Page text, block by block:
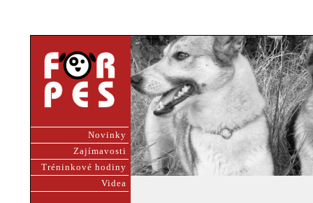
Novinky
Zajímavosti
Tréninkové hodiny
Videa